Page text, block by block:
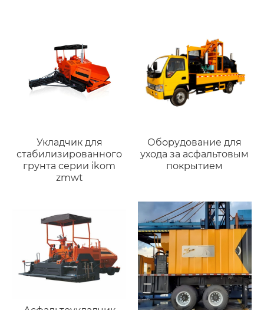
Укладчик для
стабилизированного
грунта серии ikom
zmwt
Оборудование для
ухода за асфальтовым
покрытием